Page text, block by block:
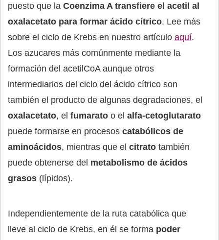
puesto que la Coenzima A transfiere el acetil al
oxalacetato para formar ácido cítrico. Lee más
sobre el ciclo de Krebs en nuestro artículo aquí.
Los azucares más comúnmente mediante la
formación del acetilCoA aunque otros
intermediarios del ciclo del ácido cítrico son
también el producto de algunas degradaciones, el
oxalacetato, el fumarato o el alfa-cetoglutarato
puede formarse en procesos catabólicos de
aminoácidos, mientras que el citrato también
puede obtenerse del metabolismo de ácidos
grasos (lípidos).
Independientemente de la ruta catabólica que
lleve al ciclo de Krebs, en él se forma poder